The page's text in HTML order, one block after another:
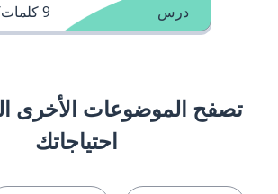
درس 9
تصفح الموضوعات الأخرى
احتياجاتك